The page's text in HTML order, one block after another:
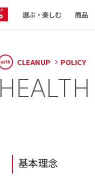
選ぶ・楽しむ 商品
with CLEANUP POLICY
基本理念